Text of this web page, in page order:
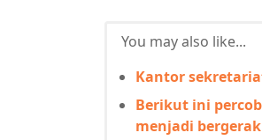
You may also like...
Kantor
Berikut ini
menjadi